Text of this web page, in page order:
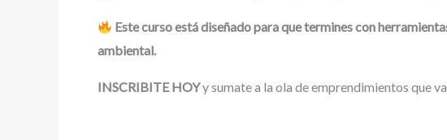
Este curso está diseñado para que termines con
ambiental.
INSCRIBITE HOYy sumate a la ola de emprendimientos que